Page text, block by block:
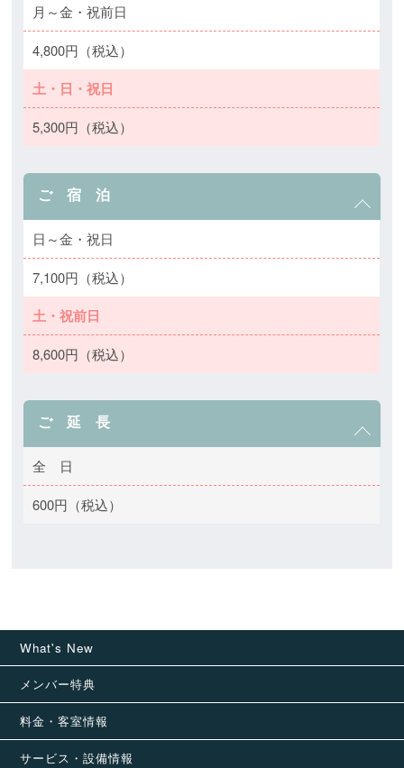
月～金・祝前日
4,800円（税込）
土・日・祝日
5,300円（税込）
ご 宿 泊
日～金・祝日
7,100円（税込）
土・祝前日
8,600円（税込）
ご 延 長
全 日
600円（税込）
What's New
メンバー特典
料金・客室情報
サービス・設備情報